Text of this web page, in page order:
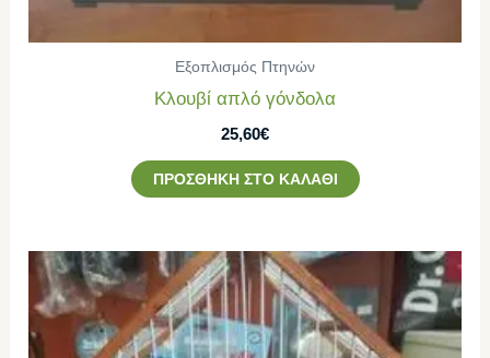
Εξοπλισμός Πτηνών
Κλουβί απλό γόνδολα
25,60€
ΠΡΟΣΘΉΚΗ ΣΤΟ ΚΑΛΆΘΙ